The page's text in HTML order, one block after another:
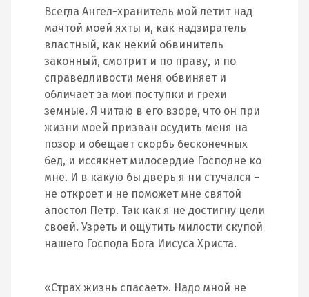
Всегда Ангел-хранитель мой летит над
мачтой моей яхты и, как надзиратель
властный, как некий обвинитель
законный, смотрит и по праву, и по
справедливости меня обвиняет и
обличает за мои поступки и грехи
земные. Я читаю в его взоре, что он при
жизни моей призван осудить меня на
позор и обещает скорбь бесконечных
бед, и иссякнет милосердие Господне ко
мне. И в какую бы дверь я ни стучался –
не откроет и не поможет мне святой
апостол Петр. Так как я не достигну цели
своей. Узреть и ощутить милости скупой
нашего Господа Бога Иисуса Христа.
«Страх жизнь спасает». Надо мной не